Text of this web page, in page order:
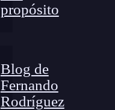
propósito
Blog de
Fernando
Rodríguez